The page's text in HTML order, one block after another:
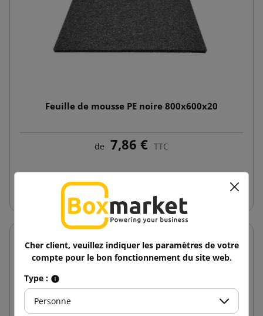
Feuille de mousse PE noire 800x600x20
de 7,86 € TTC
Ajouter au panier
Cher client, veuillez indiquer les paramètres de votre
compte pour le bon fonctionnement du site web.
Type :
Personne